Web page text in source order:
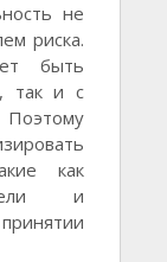
не
риска.
быть
так и с
как
и